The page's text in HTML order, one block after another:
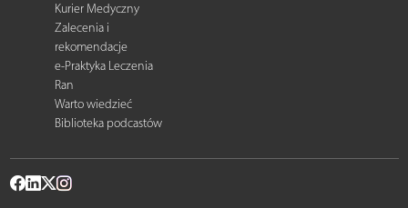
Kurier Medyczny
Zalecenia i
rekomendacje
e-Praktyka Leczenia
Ran
Warto wiedzieć
Biblioteka podcastów